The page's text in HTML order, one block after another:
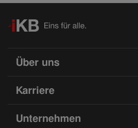
Über uns
Karriere
Unternehmen